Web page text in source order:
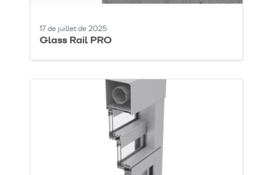
17 de juillet de 2025
Glass Rail PRO